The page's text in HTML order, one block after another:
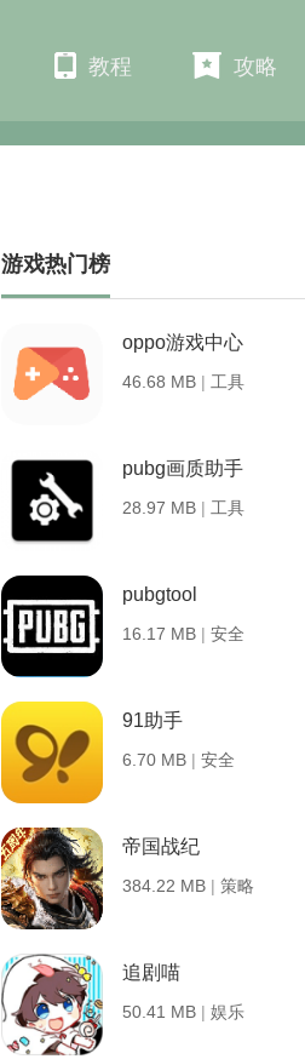
教程 攻略
游戏热门榜
oppo游戏中心
46.68 MB | 工具
pubg画质助手
28.97 MB | 工具
pubgtool
16.17 MB | 安全
91助手
6.70 MB | 安全
帝国战纪
384.22 MB | 策略
追剧喵
50.41 MB | 娱乐